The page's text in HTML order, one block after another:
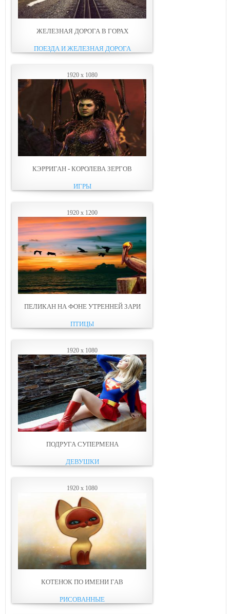
ЖЕЛЕЗНАЯ ДОРОГА В ГОРАХ
ПОЕЗДА И ЖЕЛЕЗНАЯ ДОРОГА
1920 x 1080
КЭРРИГАН - КОРОЛЕВА ЗЕРГОВ
ИГРЫ
1920 x 1200
ПЕЛИКАН НА ФОНЕ УТРЕННЕЙ ЗАРИ
ПТИЦЫ
1920 x 1080
ПОДРУГА СУПЕРМЕНА
ДЕВУШКИ
1920 x 1080
КОТЕНОК ПО ИМЕНИ ГАВ
РИСОВАННЫЕ